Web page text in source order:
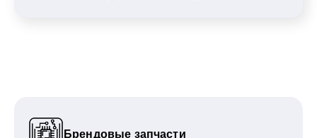
Брендовые запчасти